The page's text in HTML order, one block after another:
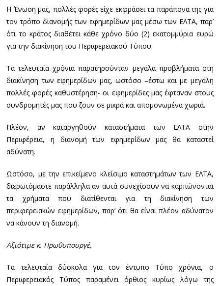
Η Ένωση μας, πολλές φορές είχε εκφράσει τα παράπονα της για
τον τρόπο διανομής των εφημερίδων μας μέσω των ΕΛΤΑ, παρ’
ότι το κράτος διαθέτει κάθε χρόνο δύο (2) εκατομμύρια ευρώ
για την διακίνηση του Περιφερειακού Τύπου.
Τα τελευταία χρόνια παρατηρούνταν μεγάλα προβλήματα στη
διακίνηση των εφημερίδων μας, ωστόσο –έστω και με μεγάλη
πολλές φορές καθυστέρηση- οι εφημερίδες μας έφταναν στους
συνδρομητές μας που ζουν σε μικρά και απομονωμένα χωριά.
Πλέον, αν καταργηθούν καταστήματα των ΕΛΤΑ στην
Περιφέρεια, η διανομή των εφημερίδων μας θα καταστεί
αδύνατη.
Ωστόσο, με την επικείμενο κλείσιμο καταστημάτων των ΕΛΤΑ,
διερωτόμαστε παράλληλα αν αυτά συνεχίσουν να καρπώνονται
τα χρήματα που διατίθενται για τη διακίνηση των
περιφερειακών εφημερίδων, παρ’ ότι θα είναι πλέον αδύνατον
να κάνουν τη διανομή.
Αξιότιμε κ. Πρωθυπουργέ,
Τα τελευταία δύσκολα για τον έντυπο Τύπο χρόνια, ο
Περιφερειακός Τύπος παραμένει όρθιος κυρίως λόγω της